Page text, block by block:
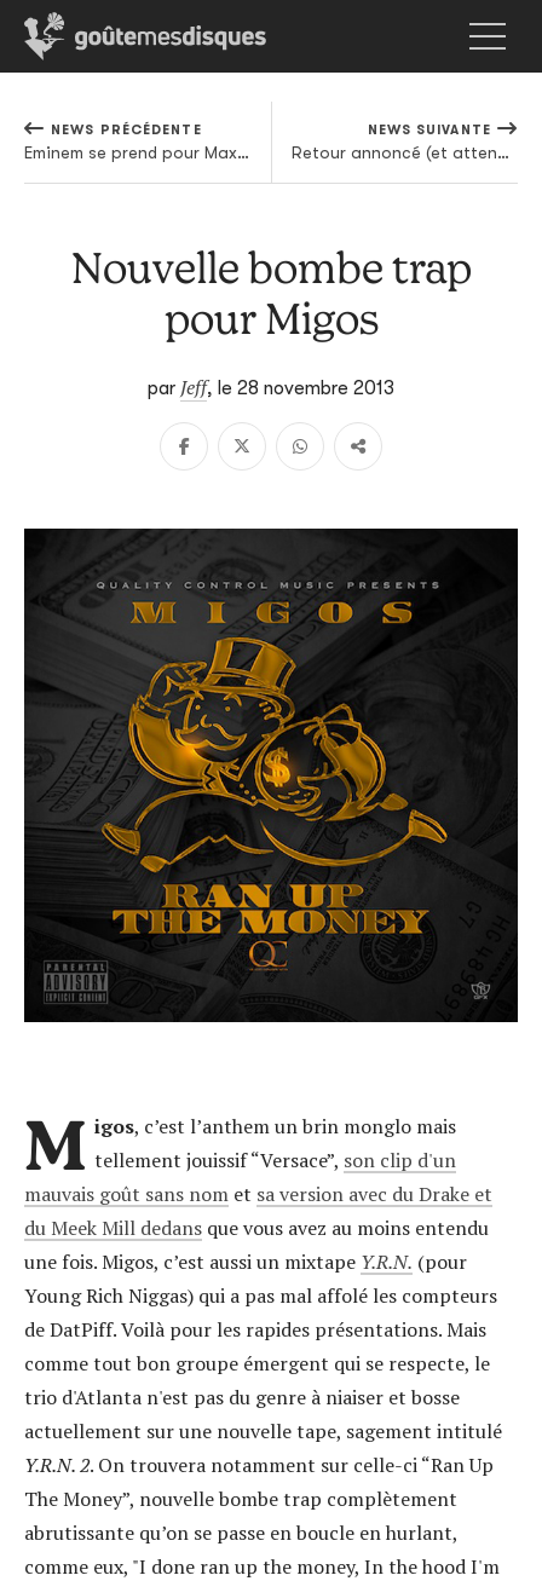
NEWS PRÉCÉDENTE
Eminem se prend pour Max Headroom dans son nouveau clip
NEWS SUIVANTE
Retour annoncé (et attendu) pour James Vincent McMorrow
Nouvelle bombe trap
pour Migos
par Jeff, le 28 novembre 2013
M igos, c’est l’anthem un brin monglo mais
tellement jouissif “Versace”, son clip d'un
mauvais goût sans nom et sa version avec du Drake et
du Meek Mill dedans que vous avez au moins entendu
une fois. Migos, c’est aussi un mixtape Y.R.N. (pour
Young Rich Niggas) qui a pas mal affolé les compteurs
de DatPiff. Voilà pour les rapides présentations. Mais
comme tout bon groupe émergent qui se respecte, le
trio d'Atlanta n'est pas du genre à niaiser et bosse
actuellement sur une nouvelle tape, sagement intitulé
Y.R.N. 2. On trouvera notamment sur celle-ci “Ran Up
The Money”, nouvelle bombe trap complètement
abrutissante qu’on se passe en boucle en hurlant,
comme eux, "I done ran up the money, In the hood I'm